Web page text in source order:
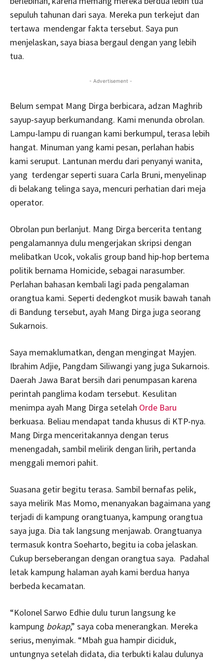
sepuluh tahunan dari saya. Mereka pun terkejut dan
tertawa mendengar fakta tersebut. Saya pun
menjelaskan, saya biasa bergaul dengan yang lebih
tua.
- Advertisement -
Belum sempat Mang Dirga berbicara, adzan Maghrib
sayup-sayup berkumandang. Kami menunda obrolan.
Lampu-lampu di ruangan kami berkumpul, terasa lebih
hangat. Minuman yang kami pesan, perlahan habis
kami seruput. Lantunan merdu dari penyanyi wanita,
yang terdengar seperti suara Carla Bruni, menyelinap
di belakang telinga saya, mencuri perhatian dari meja
operator.
Obrolan pun berlanjut. Mang Dirga bercerita tentang
pengalamannya dulu mengerjakan skripsi dengan
melibatkan Ucok, vokalis group band hip-hop bertema
politik bernama Homicide, sebagai narasumber.
Perlahan bahasan kembali lagi pada pengalaman
orangtua kami. Seperti dedengkot musik bawah tanah
di Bandung tersebut, ayah Mang Dirga juga seorang
Sukarnois.
Saya memaklumatkan, dengan mengingat Mayjen.
Ibrahim Adjie, Pangdam Siliwangi yang juga Sukarnois.
Daerah Jawa Barat bersih dari penumpasan karena
perintah panglima kodam tersebut. Kesulitan
menimpa ayah Mang Dirga setelah Orde Baru
berkuasa. Beliau mendapat tanda khusus di KTP-nya.
Mang Dirga menceritakannya dengan terus
menengadah, sambil melirik dengan lirih, pertanda
menggali memori pahit.
Suasana getir begitu terasa. Sambil bernafas pelik,
saya melirik Mas Momo, menanyakan bagaimana yang
terjadi di kampung orangtuanya, kampung orangtua
saya juga. Dia tak langsung menjawab. Orangtuanya
termasuk kontra Soeharto, begitu ia coba jelaskan.
Cukup berseberangan dengan orangtua saya. Padahal
letak kampung halaman ayah kami berdua hanya
berbeda kecamatan.
“Kolonel Sarwo Edhie dulu turun langsung ke
kampung bokap,” saya coba menerangkan. Mereka
serius, menyimak. “Mbah gua hampir diciduk,
untungnya setelah didata, dia terbukti kalau dulunya